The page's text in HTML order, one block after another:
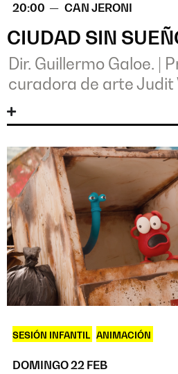
20:00 — CAN JERONI
CIUDAD SIN
Dir. Guillermo Galoe.
curadora de arte Judit
SESIÓN INFANTIL ANIMACIÓN
DOMINGO 22 FEB